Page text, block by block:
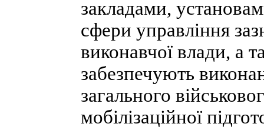
закладами,
сфери управління
виконавчої влади, а
забезпечують
загального
мобілізаційної